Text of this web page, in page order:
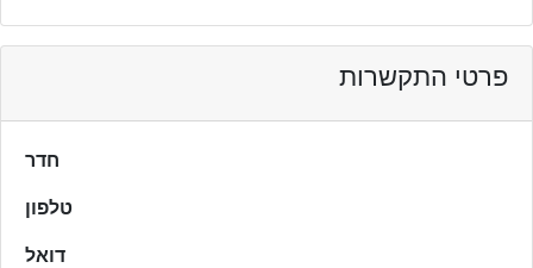
פרטי התקשרות
חדר
טלפון
דואל